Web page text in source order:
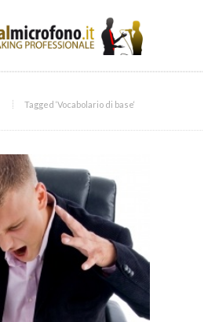
Tagged ‘Vocabolario di base‘